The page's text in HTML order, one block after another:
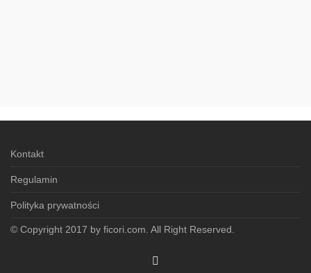
Kontakt
Regulamin
Polityka prywatności
© Copyright 2017 by ficori.com. All Right Reserved.